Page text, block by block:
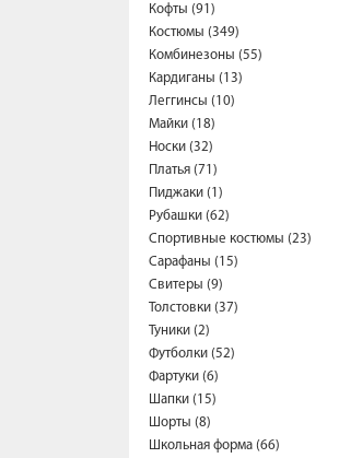
Кофты (91)
Костюмы (349)
Комбинезоны (55)
Кардиганы (13)
Леггинсы (10)
Майки (18)
Носки (32)
Платья (71)
Пиджаки (1)
Рубашки (62)
Спортивные костюмы (23)
Сарафаны (15)
Свитеры (9)
Толстовки (37)
Туники (2)
Футболки (52)
Фартуки (6)
Шапки (15)
Шорты (8)
Школьная форма (66)